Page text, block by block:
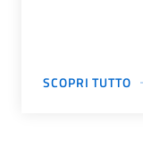
SCOPRI TUTTO